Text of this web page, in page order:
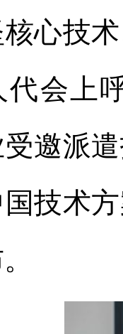
心技
代会上
邀派
技术